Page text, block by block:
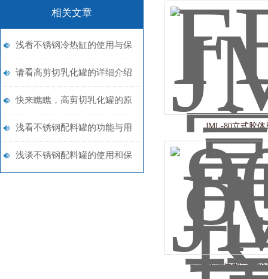
相关文章
浅看不锈钢冷热缸的使用与保
养
请看高剪切乳化罐的详细介绍
快来瞧瞧，高剪切乳化罐的原
理，不要错过！
浅看不锈钢配料罐的功能与用
途
浅谈不锈钢配料罐的使用和保
JML-80立式胶体
JM-L卫生型立式胶